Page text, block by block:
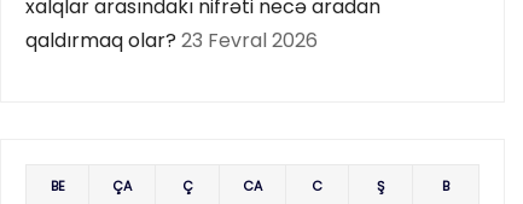
xalqlar arasındakı nifrəti necə aradan
qaldırmaq olar? 23 Fevral 2026
BE ÇA Ç CA C Ş B